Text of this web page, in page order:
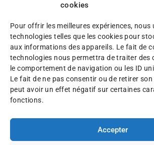
cookies
Pour offrir les meilleures expériences, nous
technologies telles que les cookies pour
aux informations des appareils. Le fait de
technologies nous permettra de traiter des
le comportement de navigation ou les ID
Le fait de ne pas consentir ou de retirer
peut avoir un effet négatif sur certaines
fonctions.
Accepter
©
A
F
A
F
M
e
n
t
i
o
n
s
P
l
a
n
d
s
t